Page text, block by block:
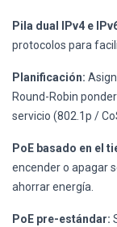
Pila dual IPv4 e
protocolos para
Planificación:
Round-Robin
servicio (802.1p /
PoE basado en el
encender o apagar
ahorrar energía.
PoE pre-estándar: